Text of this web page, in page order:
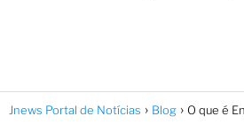
Jnews Portal de Notícias Blog O que é